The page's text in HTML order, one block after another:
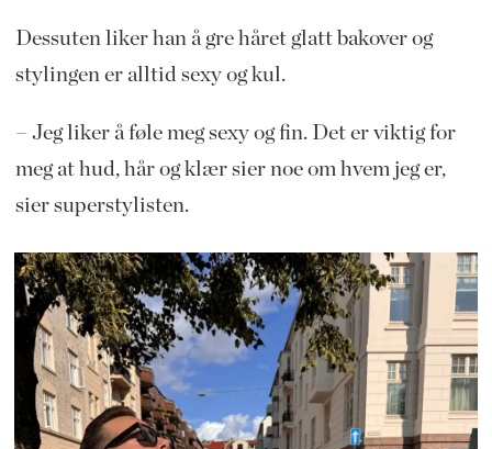
Dessuten liker han å gre håret glatt bakover og
stylingen er alltid sexy og kul.
– Jeg liker å føle meg sexy og fin. Det er viktig for
meg at hud, hår og klær sier noe om hvem jeg er,
sier superstylisten.